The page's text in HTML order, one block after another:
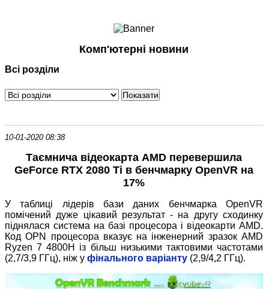
Смартфони
Периферія
Програмне забезпечення
Комп'ютерні новини
Всі розділи
10-01-2020 08:38
Таємнича відеокарта AMD перевершила
GeForce RTX 2080 Ti в бенчмарку OpenVR на
17%
У таблиці лідерів бази даних бенчмарка OpenVR
помічений дуже цікавий результат - на другу сходинку
піднялася система на базі процесора і відеокарти AMD.
Код OPN процесора вказує на інженерний зразок AMD
Ryzen 7 4800H із більш низькими тактовими частотами
(2,7/3,9 ГГц), ніж у фінального варіанту (2,9/4,2 ГГц).